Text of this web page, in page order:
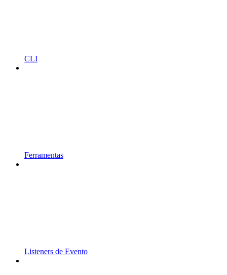
CLI
Ferramentas
Listeners de Evento